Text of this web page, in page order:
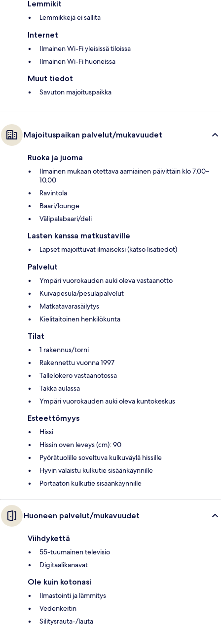
Lemmikit
Lemmikkejä ei sallita
Internet
Ilmainen Wi-Fi yleisissä tiloissa
Ilmainen Wi-Fi huoneissa
Muut tiedot
Savuton majoituspaikka
Majoituspaikan palvelut/mukavuudet
Ruoka ja juoma
Ilmainen mukaan otettava aamiainen päivittäin klo 7.00–
10.00
Ravintola
Baari/lounge
Välipalabaari/deli
Lasten kanssa matkustaville
Lapset majoittuvat ilmaiseksi (katso lisätiedot)
Palvelut
Ympäri vuorokauden auki oleva vastaanotto
Kuivapesula/pesulapalvelut
Matkatavarasäilytys
Kielitaitoinen henkilökunta
Tilat
1 rakennus/torni
Rakennettu vuonna 1997
Tallelokero vastaanotossa
Takka aulassa
Ympäri vuorokauden auki oleva kuntokeskus
Esteettömyys
Hissi
Hissin oven leveys (cm): 90
Pyörätuolille soveltuva kulkuväylä hissille
Hyvin valaistu kulkutie sisäänkäynnille
Portaaton kulkutie sisäänkäynnille
Huoneen palvelut/mukavuudet
Viihdykettä
55-tuumainen televisio
Digitaalikanavat
Ole kuin kotonasi
Ilmastointi ja lämmitys
Vedenkeitin
Silitysrauta-/lauta